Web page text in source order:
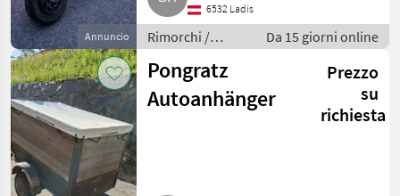
Annuncio
6532 Ladis
Rimorchi /
Rimorchi per
auto
Da 15 giorni online
Pongratz
Autoanhänger
Prezzo
su
richiesta